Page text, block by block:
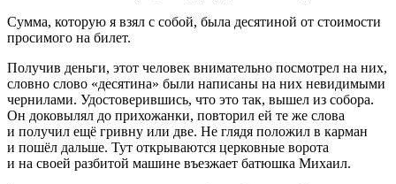
Сумма, которую я взял с собой, была десятиной от стоимости
просимого на билет.
Получив деньги, этот человек внимательно посмотрел на них,
словно слово «десятина» были написаны на них невидимыми
чернилами. Удостоверившись, что это так, вышел из собора.
Он доковылял до прихожанки, повторил ей те же слова
и получил ещё гривну или две. Не глядя положил в карман
и пошёл дальше. Тут открываются церковные ворота
и на своей разбитой машине въезжает батюшка Михаил.